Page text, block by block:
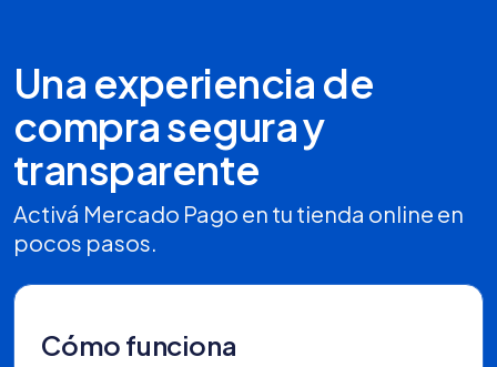
Una experiencia de
compra segura y
transparente
Activá Mercado Pago en tu tienda online en
pocos pasos.
Cómo funciona